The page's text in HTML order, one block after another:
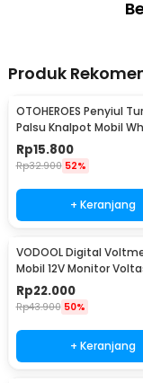
Produk
OTOHEROES Penyiul
Palsu Knalpot Mobil
1000-2400cc L - TUR007
Rp15.800
Rp32.900 52%
+ Keranjang
VODOOL Digital
Mobil 12V Monitor
Baterai LED Display -
Rp22.000
Rp43.900 50%
+ Keranjang